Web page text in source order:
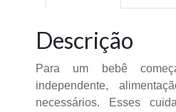
Descrição
Para um bebê
independente,
necessários. Esses